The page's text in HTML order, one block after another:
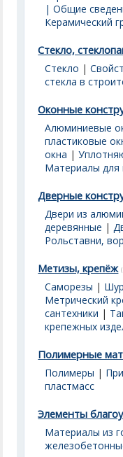
| Общие
Керамический
Стекло,
Стекло |
стекла в
Оконные
Алюминиевые
пластиковые
окна |
Материалы для
Дверные
Двери из
деревянные |
Рольставни,
Метизы, крепёж
Саморезы |
Метрический
сантехники |
крепежных
Полимерные
Полимеры |
пластмасс
Элементы
Материалы из